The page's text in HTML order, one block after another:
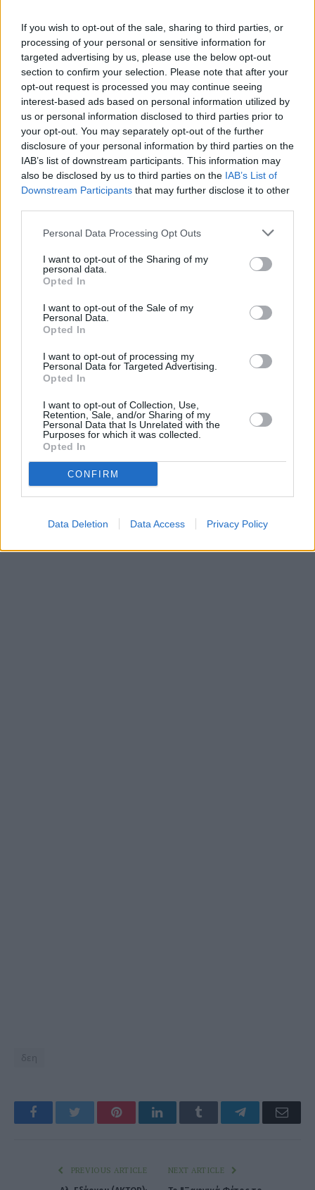
If you wish to opt-out of the sale, sharing to third parties, or
processing of your personal or sensitive information for
targeted advertising by us, please use the below opt-out
section to confirm your selection. Please note that after your
opt-out request is processed you may continue seeing
interest-based ads based on personal information utilized by
us or personal information disclosed to third parties prior to
your opt-out. You may separately opt-out of the further
disclosure of your personal information by third parties on the
IAB’s list of downstream participants. This information may
also be disclosed by us to third parties on the IAB’s List of
Downstream Participants that may further disclose it to other
Personal Data Processing Opt Outs
I want to opt-out of the Sharing of my
personal data.
Opted In
I want to opt-out of the Sale of my
Personal Data.
Opted In
I want to opt-out of processing my
Personal Data for Targeted Advertising.
Opted In
I want to opt-out of Collection, Use,
Retention, Sale, and/or Sharing of my
Personal Data that Is Unrelated with the
Purposes for which it was collected.
Opted In
CONFIRM
Data Deletion Data Access Privacy Policy
δεη
Facebook Twitter PinterestLinkedIn Tumblr Telegram
PREVIOUS ARTICLE NEXT ARTICLE